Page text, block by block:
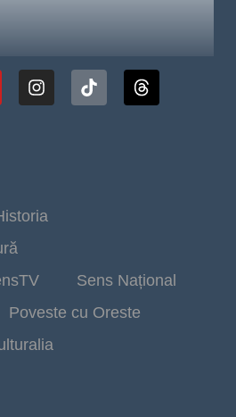
Sens Național
Poveste cu Oreste